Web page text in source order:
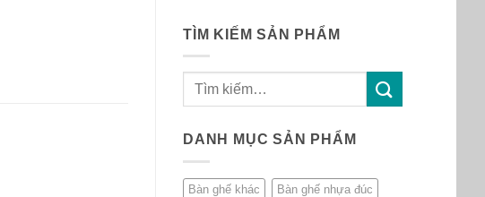
TÌM KIẾM SẢN PHẨM
DANH MỤC SẢN PHẨM
Bàn ghế khác Bàn ghế nhựa đúc